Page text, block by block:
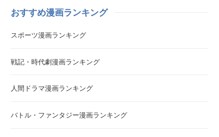
おすすめ漫画ランキング
スポーツ漫画ランキング
戦記・時代劇漫画ランキング
人間ドラマ漫画ランキング
バトル・ファンタジー漫画ランキング